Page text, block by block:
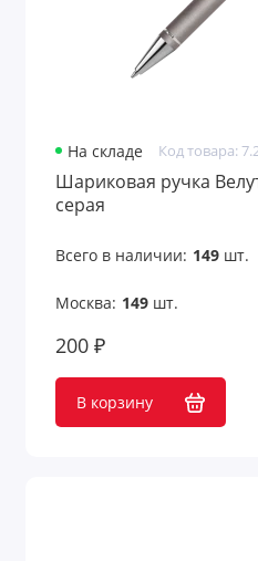
На складе Код товара:
Шариковая ручка
серая
Всего в наличии: 149шт.
Москва: 149шт.
200 ₽
В корзину